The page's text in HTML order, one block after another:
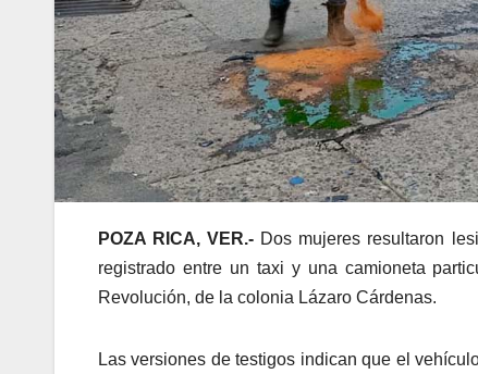
POZA RICA, VER.- Dos mujeres resultaron
registrado entre un taxi y una camioneta
Revolución, de la colonia Lázaro Cárdenas.
Las versiones de testigos indican que el